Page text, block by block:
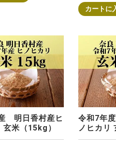
カートに
明日香村産ヒ
玄米（15kg）
令和7年
ノヒカリ